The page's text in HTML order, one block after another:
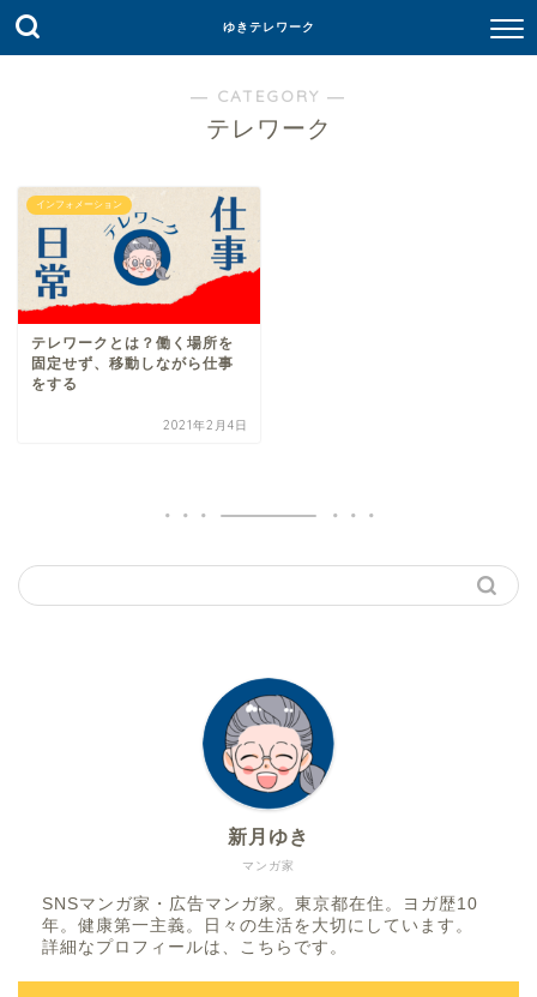
ゆきテレワーク
― CATEGORY ―
テレワーク
インフォメーション
テレワークとは？働く場所を
固定せず、移動しながら仕事
をする
2021年2月4日
マンガ家
新月ゆき
SNSマンガ家・広告マンガ家。東京都在住。ヨガ歴10
年。健康第一主義。日々の生活を大切にしています。
詳細なプロフィールは、
こちら です。